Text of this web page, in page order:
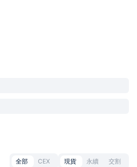
全部 CEX 現貨 永續 交割